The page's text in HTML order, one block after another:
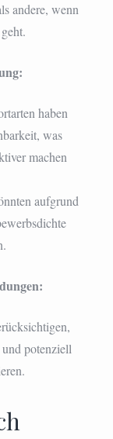
andere, wenn
haben
was
machen
aufgrund
potenziell